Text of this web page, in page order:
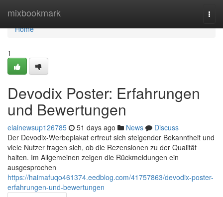
mixbookmark
Home
Home
1
Devodix Poster: Erfahrungen
und Bewertungen
elainewsup126785 51 days ago News
Discuss
Der Devodix-Werbeplakat erfreut sich steigender Bekanntheit und
viele Nutzer fragen sich, ob die Rezensionen zu der Qualität
halten. Im Allgemeinen zeigen die Rückmeldungen ein
ausgesprochen
https://haimafuqo461374.eedblog.com/41757863/devodix-poster-
erfahrungen-und-bewertungen